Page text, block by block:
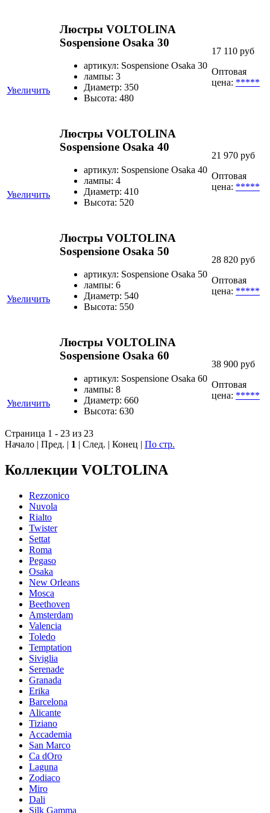
Увеличить
Люстры VOLTOLINA
Sospensione Osaka 30
артикул: Sospensione Osaka 30
лампы: 3
Диаметр: 350
Высота: 480
17 110 руб
Оптовая
цена: *****
Увеличить
Люстры VOLTOLINA
Sospensione Osaka 40
артикул: Sospensione Osaka 40
лампы: 4
Диаметр: 410
Высота: 520
21 970 руб
Оптовая
цена: *****
Увеличить
Люстры VOLTOLINA
Sospensione Osaka 50
артикул: Sospensione Osaka 50
лампы: 6
Диаметр: 540
Высота: 550
28 820 руб
Оптовая
цена: *****
Увеличить
Люстры VOLTOLINA
Sospensione Osaka 60
артикул: Sospensione Osaka 60
лампы: 8
Диаметр: 660
Высота: 630
38 900 руб
Оптовая
цена: *****
Страница 1 - 23 из 23
Начало | Пред. | 1 | След. | Конец | По стр.
Коллекции VOLTOLINA
Rezzonico
Nuvola
Rialto
Twister
Settat
Roma
Pegaso
Osaka
New Orleans
Mosca
Beethoven
Amsterdam
Valencia
Toledo
Temptation
Siviglia
Serenade
Granada
Erika
Barcelona
Alicante
Tiziano
Accademia
San Marco
Ca dOro
Laguna
Zodiaco
Miro
Dali
Silk Gamma